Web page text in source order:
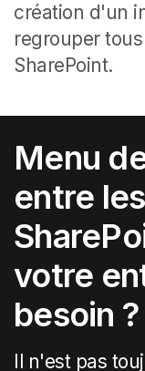
création d'un
regrouper
SharePoint.
Menu
entre
votre
besoin ?
Il n'est pas